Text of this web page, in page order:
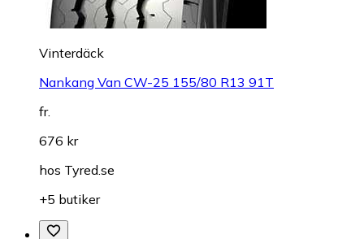
Vinterdäck
Nankang Van CW-25 155/80 R13 91T
fr.
676 kr
hos Tyred.se
+5 butiker